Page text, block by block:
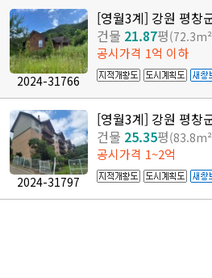
2024-31766
[영월3계] 강원 평창
건물 21.87평
공시가격 1억 이하
2024-31797
[영월3계] 강원 평창
건물 25.35평
공시가격 1~2억